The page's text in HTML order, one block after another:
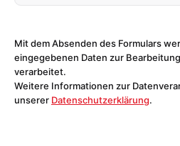
Mit dem Absenden des Formulars
eingegebenen Daten zur
verarbeitet.
Weitere Informationen zur
unserer Datenschutzerklärung.